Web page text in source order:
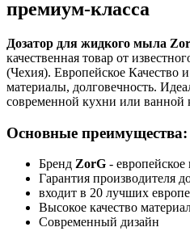
премиум-класса
Дозатор для жидкого мыла
качественная товар от
(Чехия). Европейское Качество
материалы, долговечность.
современной кухни или ванной
Основные преимущества:
Бренд ZorG - европейское
Гарантия производителя
входит в 20 лучших
Высокое качество
Современный дизайн